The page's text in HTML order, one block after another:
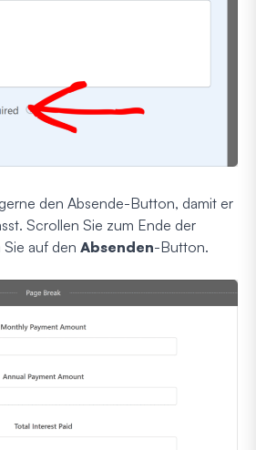
den Absende-Button, damit er
Scrollen Sie zum Ende der
auf den Absenden-Button.